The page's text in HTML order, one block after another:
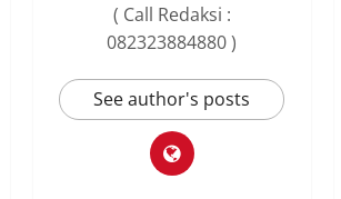
( Call Redaksi :
082323884880 )
See author's posts